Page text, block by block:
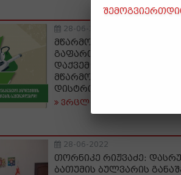
28-06-2022
მწარმოებლის
დაქვემდებარებული
მწარმოებლების,
დისტრიბუტორების
ვრცლად
28-06-2022
თორნიკე რიჟვაძე:
ბათუმის ბულვარის